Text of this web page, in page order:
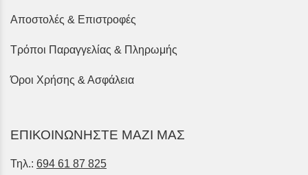
Αποστολές & Επιστροφές
Τρόποι Παραγγελίας & Πληρωμής
Όροι Χρήσης & Ασφάλεια
ΕΠΙΚΟΙΝΩΝΗΣΤΕ ΜΑΖΙ ΜΑΣ
Τηλ.: 694 61 87 825